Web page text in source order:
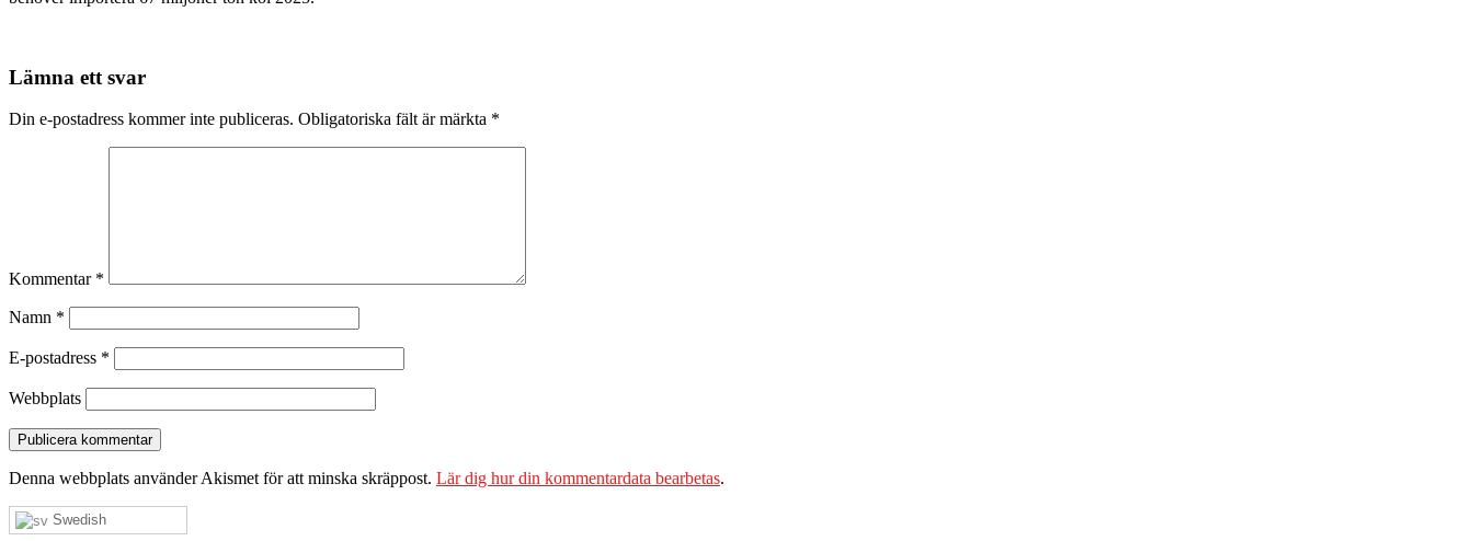
Lämna ett svar
Din e-postadress kommer inte publiceras. Obligatoriska fält är märkta *
Kommentar *
Namn *
E-postadress *
Webbplats
Denna webbplats använder Akismet för att minska skräppost. Lär dig hur din kommentardata bearbetas.
Swedish